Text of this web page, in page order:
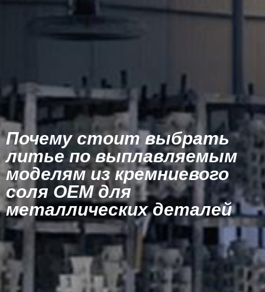
Почему стоит выбрать
литье по выплавляемым
моделям из кремниевого
соля OEM для
металлических деталей